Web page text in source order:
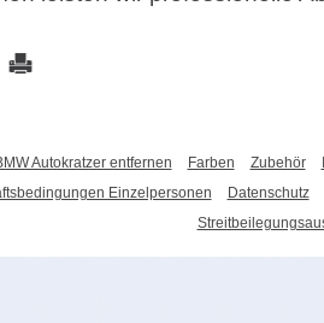
Autokratzer entfernen Farben Zubehör
Einzelpersonen
Datenschutz